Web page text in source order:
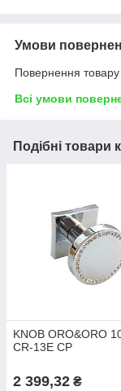
Умови
Повернення
Всі умови
Подібні товари
KNOB ORO&ORO
CR-13E СР
2 399,32 ₴